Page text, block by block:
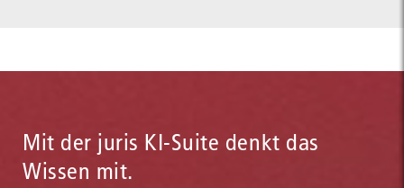
Mit der juris KI-Suite denkt das
Wissen mit.